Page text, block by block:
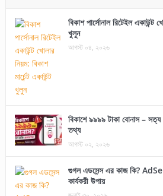
বিকাশ পার্সোনাল রিটেইল একাউন্ট
খুলুন
আগস্ট ০৪, ২০২৬
বিকাশে ৯৯৯৯ টাকা বোনাস –
তথ্য
আগস্ট ০২, ২০২৬
গুগল এডসেন্স এর কাজ কি?
কার্যকরী উপায়